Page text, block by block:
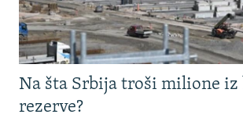
Na šta Srbija troši milione iz
rezerve?